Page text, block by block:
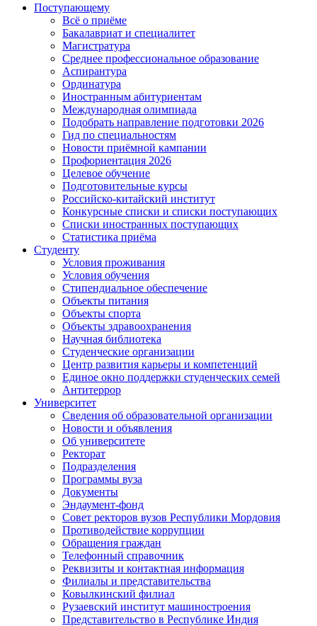
Поступающему
Всё о приёме
Бакалавриат и специалитет
Магистратура
Среднее профессиональное образование
Аспирантура
Ординатура
Иностранным абитуриентам
Международная олимпиада
Подобрать направление подготовки 2026
Гид по специальностям
Новости приёмной кампании
Профориентация 2026
Целевое обучение
Подготовительные курсы
Российско-китайский институт
Конкурсные списки и списки поступающих
Списки иностранных поступающих
Статистика приёма
Студенту
Условия проживания
Условия обучения
Стипендиальное обеспечение
Объекты питания
Объекты спорта
Объекты здравоохранения
Научная библиотека
Студенческие организации
Центр развития карьеры и компетенций
Единое окно поддержки студенческих семей
Антитеррор
Университет
Сведения об образовательной организации
Новости и объявления
Об университете
Ректорат
Подразделения
Программы вуза
Документы
Эндаумент-фонд
Совет ректоров вузов Республики Мордовия
Противодействие коррупции
Обращения граждан
Телефонный справочник
Реквизиты и контактная информация
Филиалы и представительства
Ковылкинский филиал
Рузаевский институт машиностроения
Представительство в Республике Индия